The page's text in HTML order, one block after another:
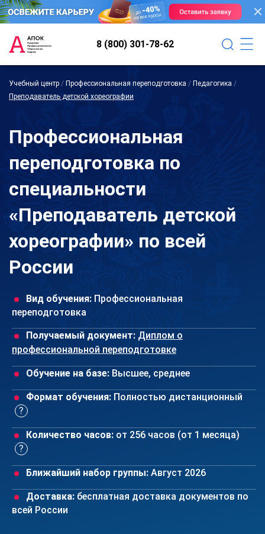
8 (800) 301-78-62
Учебный центр / Профессиональная переподготовка / Педагогика /
Преподаватель детской хореографии
Профессиональная
переподготовка по
специальности
«Преподаватель детской
хореографии» по всей
России
Вид обучения: Профессиональная
переподготовка
Получаемый документ: Диплом о
профессиональной переподготовке
Обучение на базе: Высшее, среднее
Формат обучения: Полностью дистанционный
Количество часов: от 256 часов (от 1 месяца)
Ближайший набор группы: Август 2026
Доставка: бесплатная доставка документов по
всей России